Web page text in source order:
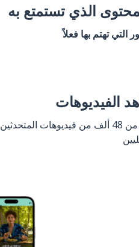
الذي تستمتع به
التي تهتم بها فعلاً
الفيديوهات
أكثر من 48 ألف من فيديوهات المتحدثين